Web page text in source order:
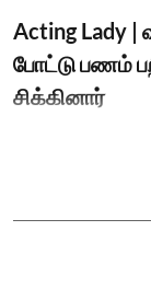
Acting Lady |
போட்டு பணம்
சிக்கினார்